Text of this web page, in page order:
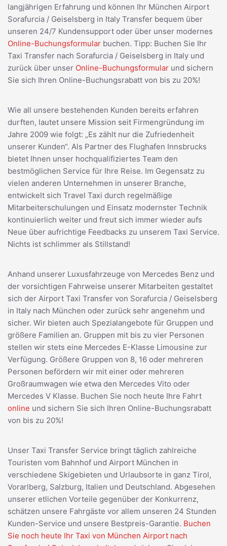
langjährigen Erfahrung und können Ihr München Airport
Sorafurcia / Geiselsberg in Italy Transfer bequem über
unseren 24/7 Kundensupport oder über unser modernes
Online-Buchungsformular buchen. Tipp: Buchen Sie Ihr
Taxi Transfer nach Sorafurcia / Geiselsberg in Italy und
zurück über unser Online-Buchungsformular und sichern
Sie sich Ihren Online-Buchungsrabatt von bis zu 20%!
Wie all unsere bestehenden Kunden bereits erfahren
durften, lautet unsere Mission seit Firmengründung im
Jahre 2009 wie folgt: „Es zählt nur die Zufriedenheit
unserer Kunden“. Als Partner des Flughafen Innsbrucks
bietet Ihnen unser hochqualifiziertes Team den
bestmöglichen Service für Ihre Reise. Im Gegensatz zu
vielen anderen Unternehmen in unserer Branche,
entwickelt sich Travel Taxi durch regelmäßige
Mitarbeiterschulungen und Einsatz modernster Technik
kontinuierlich weiter und freut sich immer wieder aufs
Neue über aufrichtige Feedbacks zu unserem Taxi Service.
Nichts ist schlimmer als Stillstand!
Anhand unserer Luxusfahrzeuge von Mercedes Benz und
der vorsichtigen Fahrweise unserer Mitarbeiten gestaltet
sich der Airport Taxi Transfer von Sorafurcia / Geiselsberg
in Italy nach München oder zurück sehr angenehm und
sicher. Wir bieten auch Spezialangebote für Gruppen und
größere Familien an. Gruppen mit bis zu vier Personen
stellen wir stets eine Mercedes E-Klasse Limousine zur
Verfügung. Größere Gruppen von 8, 16 oder mehreren
Personen befördern wir mit einer oder mehreren
Großraumwagen wie etwa den Mercedes Vito oder
Mercedes V Klasse. Buchen Sie noch heute Ihre Fahrt
online und sichern Sie sich Ihren Online-Buchungsrabatt
von bis zu 20%!
Unser Taxi Transfer Service bringt täglich zahlreiche
Touristen vom Bahnhof und Airport München in
verschiedene Skigebieten und Urlaubsorte in ganz Tirol,
Vorarlberg, Salzburg, Italien und Deutschland. Abgesehen
unserer etlichen Vorteile gegenüber der Konkurrenz,
schätzen unsere Fahrgäste vor allem unseren 24 Stunden
Kunden-Service und unsere Bestpreis-Garantie. Buchen
Sie noch heute Ihr Taxi von München Airport nach